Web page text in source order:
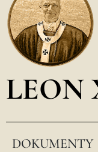
LEON
DOKUMENTY